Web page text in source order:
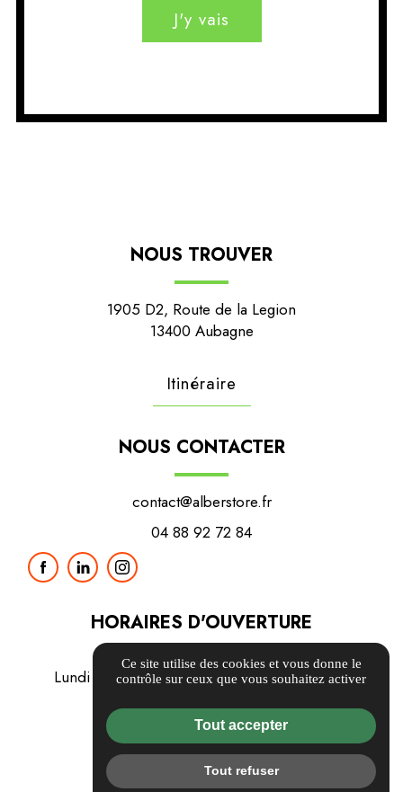
J'y vais
NOUS TROUVER
1905 D2, Route de la Legion
13400 Aubagne
Itinéraire
NOUS CONTACTER
contact@alberstore.fr
04 88 92 72 84
HORAIRES D'OUVERTURE
Lundi / Mardi / Mercredi / Jeudi / Vendredi
Samedi / Dimanche
Fermé
Ce site utilise des cookies et vous donne le
contrôle sur ceux que vous souhaitez activer
Tout accepter
Tout refuser